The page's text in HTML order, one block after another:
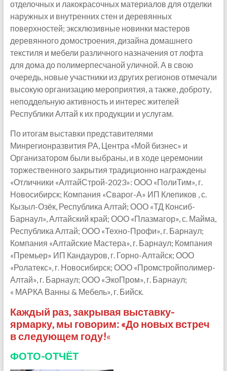
отделочных и лакокрасочных материалов для отделки
наружных и внутренних стен и деревянных
поверхностей; эксклюзивные новинки мастеров
деревянного домостроения, дизайна домашнего
текстиля и мебели различного назначения от лофта
для дома до полимерпесчаной уличной. А в свою
очередь, новые участники из других регионов отмечали
высокую организацию мероприятия, а также, доброту,
неподдельную активность и интерес жителей
Республики Алтай к их продукции и услугам.
По итогам выставки представителями
Минрегионразвития РА, Центра «Мой бизнес» и
Организатором были выбраны, и в ходе церемонии
торжественного закрытия традиционно награждены
«Отличники «АлтайСтрой-2023»: ООО «ПолиТим», г.
Новосибирск; Компания «Сварог-А» ИП Клепиков , с.
Кызыл-Озёк, Республика Алтай; ООО «ТД Консиб-
Барнаул», Алтайский край; ООО «Плазмагор», с. Майма,
Республика Алтай; ООО «Техно-Профи», г. Барнаул;
Компания «Алтайские Мастера», г. Барнаул; Компания
«Премьер» ИП Кандауров, г. Горно-Алтайск; ООО
«Ролатекс», г. Новосибирск; ООО «Промстройполимер-
Алтай», г. Барнаул; ООО «ЭкоПром», г. Барнаул;
« МАРКА Ванны & Мебель», г. Бийск.
Каждый раз, закрывая выставку-
ярмарку, мы говорим: «До новых встреч
в следующем году!«
ФОТО-ОТЧЁТ